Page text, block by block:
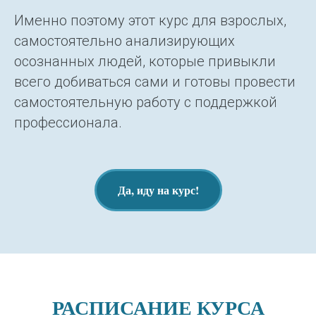
Именно поэтому этот курс для взрослых,
самостоятельно анализирующих
осознанных людей, которые привыкли
всего добиваться сами и готовы провести
самостоятельную работу с поддержкой
профессионала.
Да, иду на курс!
РАСПИСАНИЕ КУРСА